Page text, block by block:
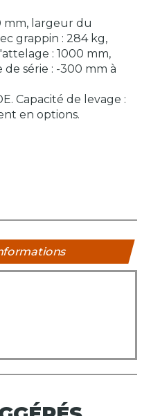
mm, largeur du
grappin : 284 kg,
: 1000 mm,
série : -300 mm à
Capacité de levage :
en options.